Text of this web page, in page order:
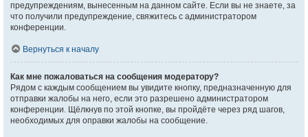
предупреждениям, вынесенным на данном сайте. Если вы не знаете, за
что получили предупреждение, свяжитесь с администратором
конференции.
Вернуться к началу
Как мне пожаловаться на сообщения модератору?
Рядом с каждым сообщением вы увидите кнопку, предназначенную для
отправки жалобы на него, если это разрешено администратором
конференции. Щёлкнув по этой кнопке, вы пройдёте через ряд шагов,
необходимых для оправки жалобы на сообщение.